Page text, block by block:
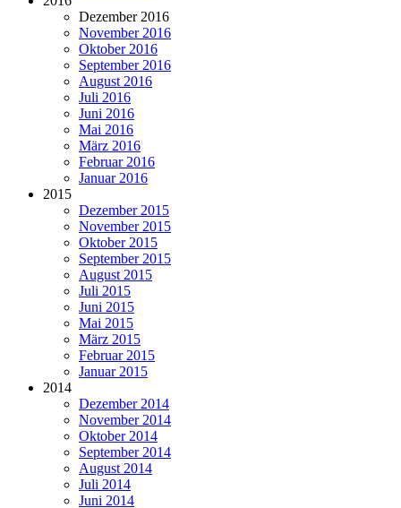
Dezember 2016
November 2016
Oktober 2016
September 2016
August 2016
Juli 2016
Juni 2016
Mai 2016
März 2016
Februar 2016
Januar 2016
2015
Dezember 2015
November 2015
Oktober 2015
September 2015
August 2015
Juli 2015
Juni 2015
Mai 2015
März 2015
Februar 2015
Januar 2015
2014
Dezember 2014
November 2014
Oktober 2014
September 2014
August 2014
Juli 2014
Juni 2014